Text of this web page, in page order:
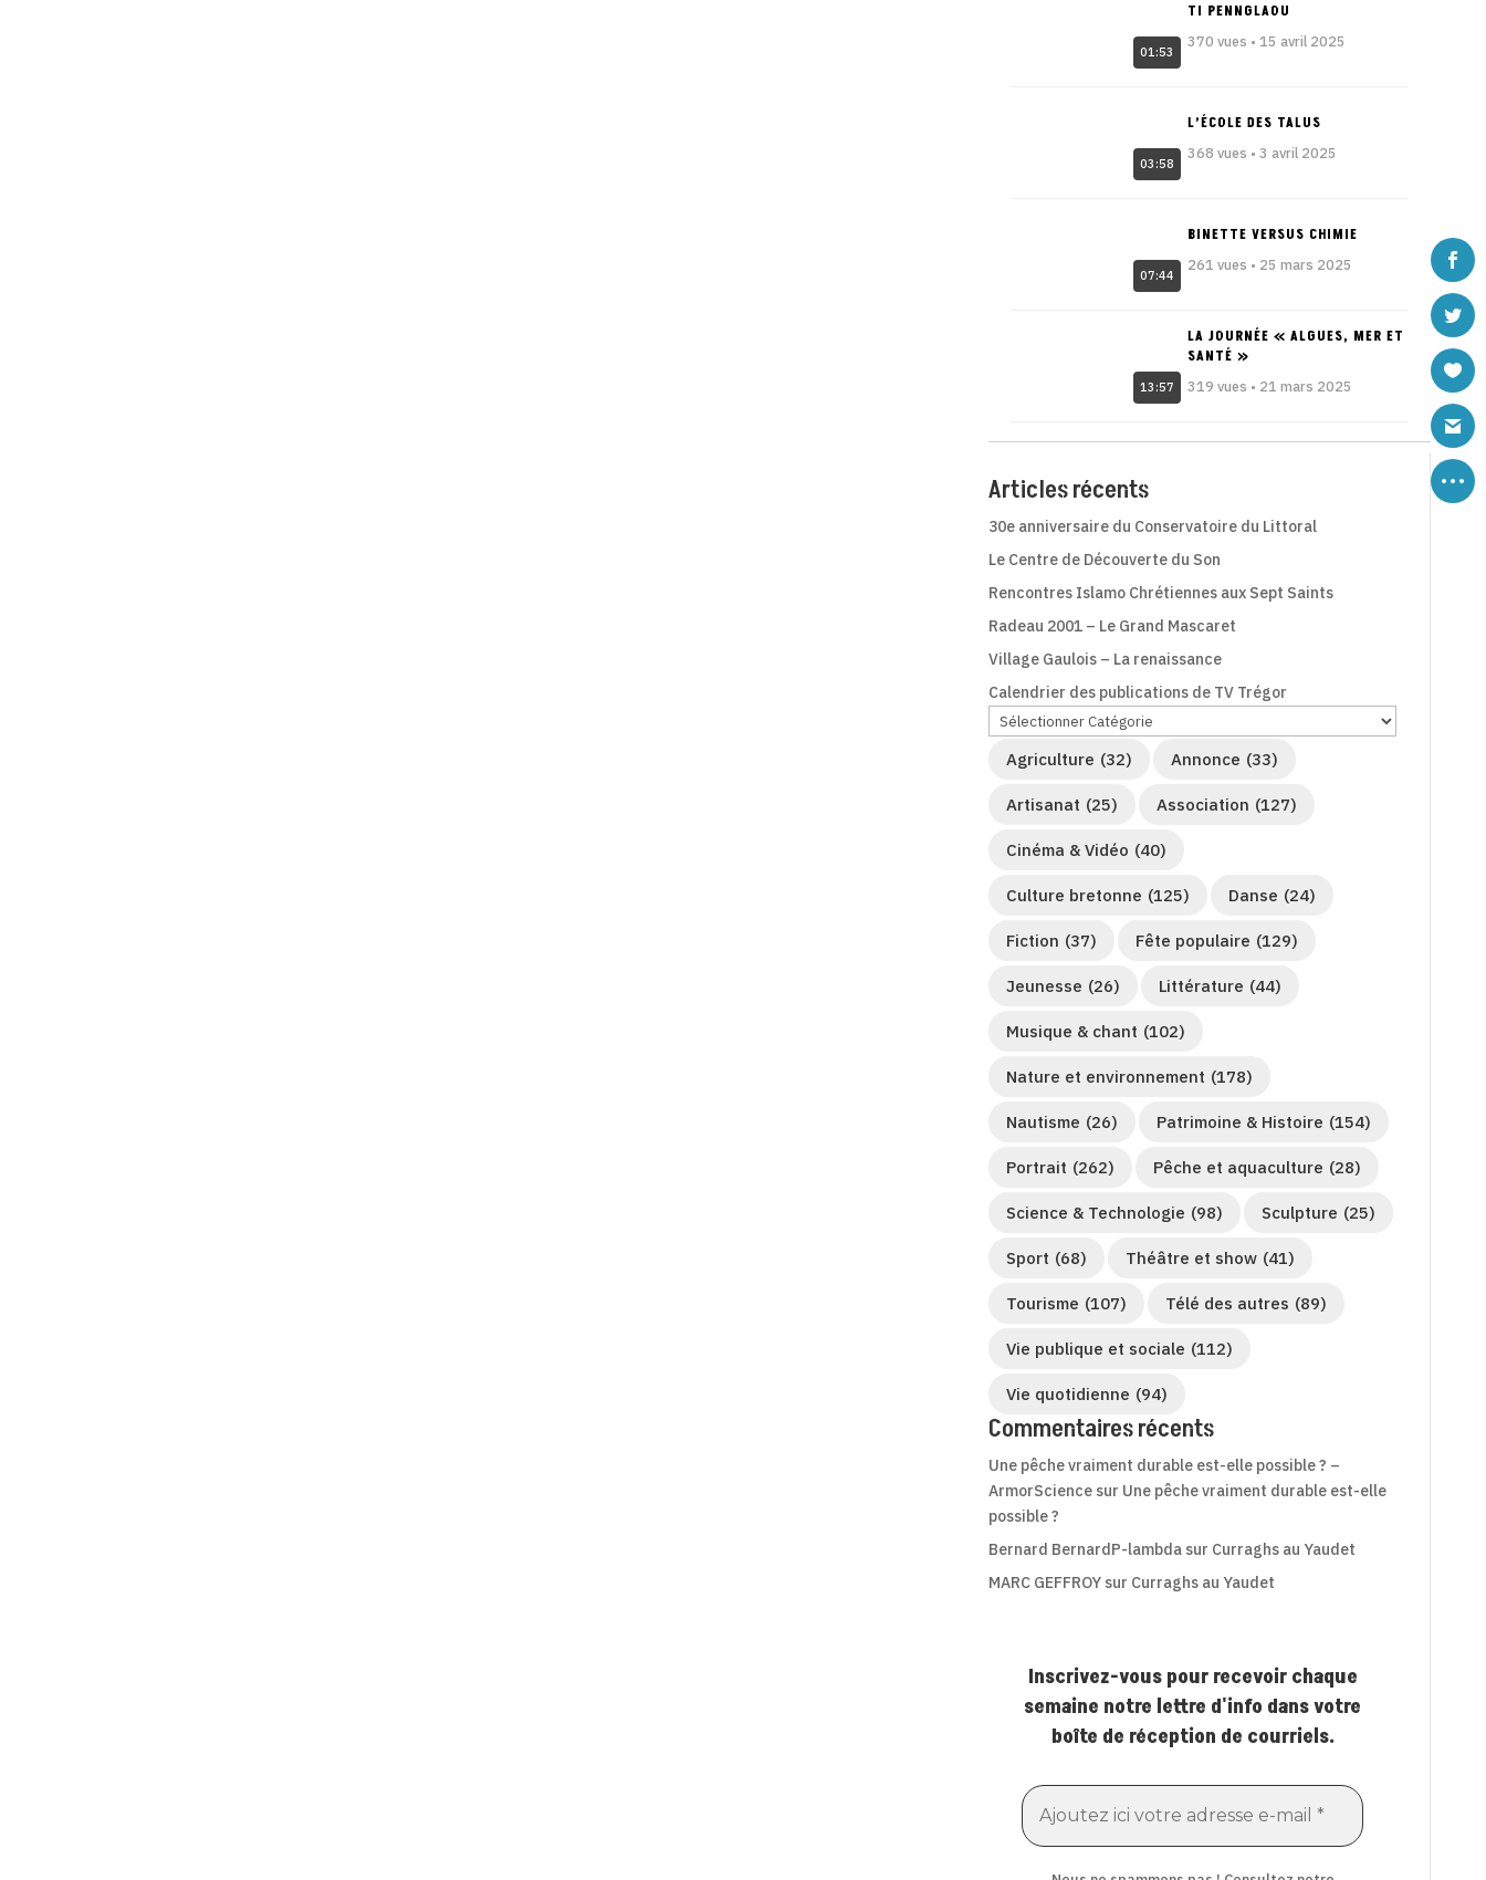
01:53
TI PENNGLAOU
370 vues • 15 avril 2025
03:58
L’ÉCOLE DES TALUS
368 vues • 3 avril 2025
07:44
BINETTE VERSUS CHIMIE
261 vues • 25 mars 2025
13:57
LA JOURNÉE « ALGUES, MER ET
SANTÉ »
319 vues • 21 mars 2025
Articles récents
30e anniversaire du Conservatoire du Littoral
Le Centre de Découverte du Son
Rencontres Islamo Chrétiennes aux Sept Saints
Radeau 2001 – Le Grand Mascaret
Village Gaulois – La renaissance
Calendrier des publications de TV Trégor
Agriculture (32) Annonce (33)
Artisanat (25) Association (127)
Cinéma & Vidéo (40)
Culture bretonne (125) Danse (24)
Fiction (37) Fête populaire (129)
Jeunesse (26) Littérature (44)
Musique & chant (102)
Nature et environnement (178)
Nautisme (26) Patrimoine & Histoire (154)
Portrait (262) Pêche et aquaculture (28)
Science & Technologie (98) Sculpture (25)
Sport (68) Théâtre et show (41)
Tourisme (107) Télé des autres (89)
Vie publique et sociale (112)
Vie quotidienne (94)
Commentaires récents
Une pêche vraiment durable est-elle possible ? –
ArmorScience sur Une pêche vraiment durable est-elle
possible ?
Bernard BernardP-lambda sur Curraghs au Yaudet
MARC GEFFROY sur Curraghs au Yaudet
Inscrivez-vous pour recevoir chaque
semaine notre lettre d'info dans votre
boîte de réception de courriels.